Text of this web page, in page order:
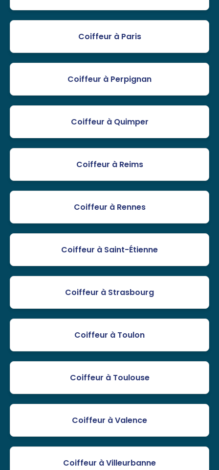
Coiffeur à Paris
Coiffeur à Perpignan
Coiffeur à Quimper
Coiffeur à Reims
Coiffeur à Rennes
Coiffeur à Saint-Étienne
Coiffeur à Strasbourg
Coiffeur à Toulon
Coiffeur à Toulouse
Coiffeur à Valence
Coiffeur à Villeurbanne